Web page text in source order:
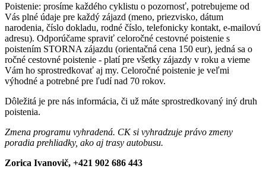
Poistenie: prosíme každého cyklistu o pozornosť, potrebujeme od
Vás plné údaje pre každý zájazd (meno, priezvisko, dátum
narodenia, číslo dokladu, rodné číslo, telefonicky kontakt, e-mailovú
adresu). Odporúčame spraviť celoročné cestovné poistenie s
poistením STORNA zájazdu (orientačná cena 150 eur), jedná sa o
ročné cestovné poistenie - platí pre všetky zájazdy v roku a vieme
Vám ho sprostredkovať aj my. Celoročné poistenie je veľmi
výhodné a potrebné pre ľudí nad 70 rokov.
Dôležitá je pre nás informácia, či už máte sprostredkovaný iný druh
poistenia.
Zmena programu vyhradená. CK si vyhradzuje právo zmeny
poradia prehliadky, ako aj trasy autobusu.
Zorica Ivanovič, +421 902 686 443